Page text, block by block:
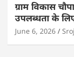
ग्राम विकास
उपलब्धता के
June 6, 2026